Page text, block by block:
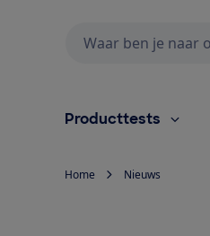
Producttests
Home Nieuws